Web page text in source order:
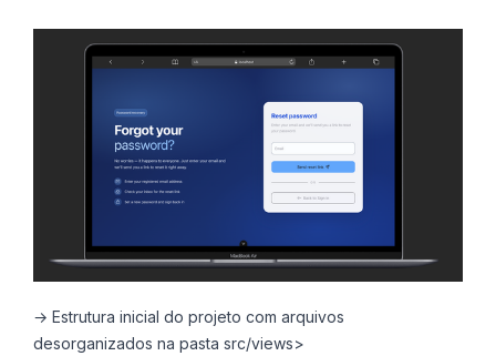
→ Estrutura inicial do projeto com arquivos
desorganizados na pasta src/views>